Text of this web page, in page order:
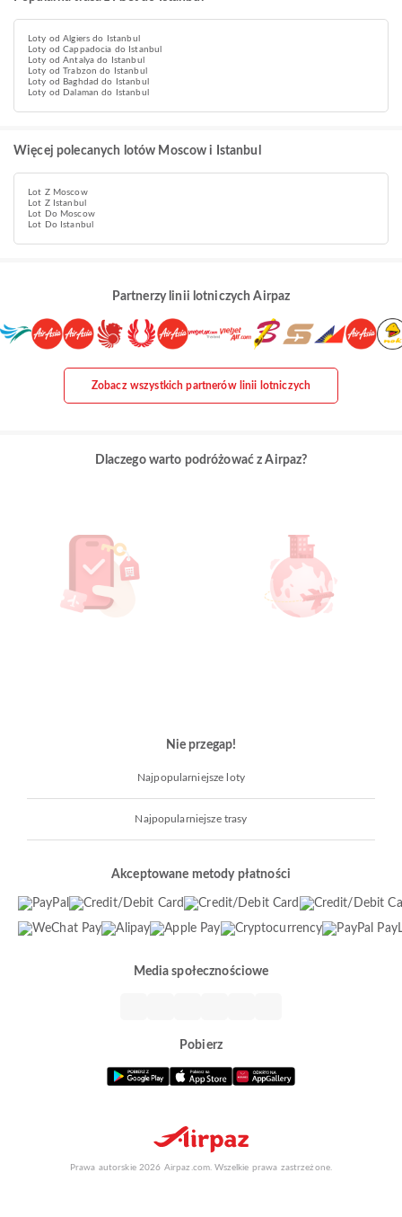
Loty od Algiers do Istanbul
Loty od Cappadocia do Istanbul
Loty od Antalya do Istanbul
Loty od Trabzon do Istanbul
Loty od Baghdad do Istanbul
Loty od Dalaman do Istanbul
Więcej polecanych lotów Moscow i Istanbul
Lot Z Moscow
Lot Z Istanbul
Lot Do Moscow
Lot Do Istanbul
Partnerzy linii lotniczych Airpaz
Zobacz wszystkich partnerów linii lotniczych
Dlaczego warto podróżować z Airpaz?
Nie przegap!
Najpopularniejsze loty
Najpopularniejsze trasy
Akceptowane metody płatności
Media społecznościowe
Pobierz
Prawa autorskie 2026 Airpaz.com. Wszelkie prawa zastrzeżone.